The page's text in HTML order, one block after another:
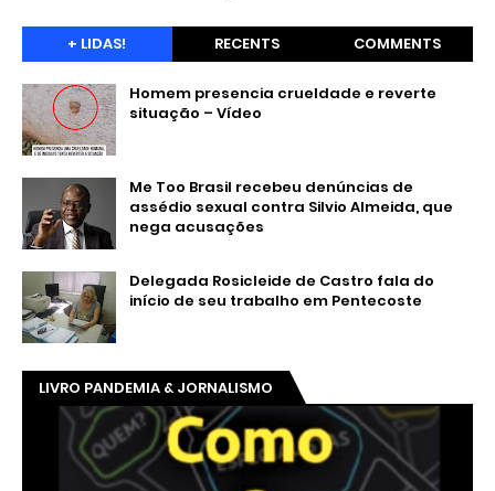
+ LIDAS! RECENTS COMMENTS
Homem presencia crueldade e reverte
situação – Vídeo
Me Too Brasil recebeu denúncias de
assédio sexual contra Silvio Almeida, que
nega acusações
Delegada Rosicleide de Castro fala do
início de seu trabalho em Pentecoste
LIVRO PANDEMIA & JORNALISMO